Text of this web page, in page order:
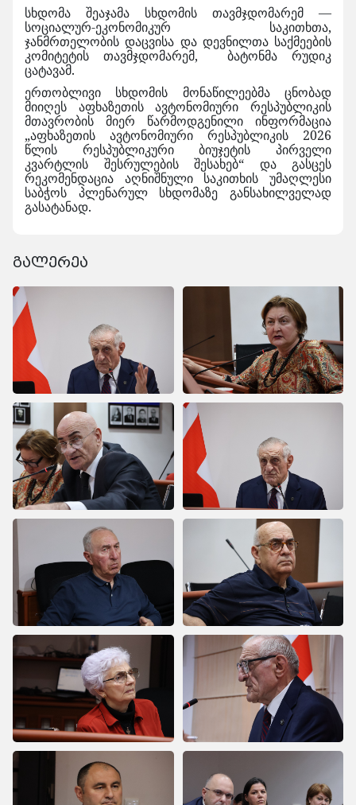
სხდომა შეაჯამა სხდომის თავმჯდომარემ —
სოციალურ-ეკონომიკურ საკითხთა,
ჯანმრთელობის დაცვისა და დევნილთა საქმეების
კომიტეტის თავმჯდომარემ, ბატონმა რუდიკ
ცატავამ.
ერთობლივი სხდომის მონაწილეებმა ცნობად
მიიღეს აფხაზეთის ავტონომიური რესპუბლიკის
მთავრობის მიერ წარმოდგენილი ინფორმაცია
„აფხაზეთის ავტონომიური რესპუბლიკის 2026
წლის რესპუბლიკური ბიუჯეტის პირველი
კვარტლის შესრულების შესახებ“ და გასცეს
რეკომენდაცია აღნიშნული საკითხის უმაღლესი
საბჭოს პლენარულ სხდომაზე განსახილველად
გასატანად.
გალერეა